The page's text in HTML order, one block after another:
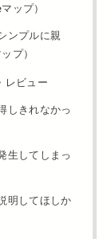
ップ）
ンプルに親
プ）
レビュー
しきれなかっ
生してしまっ
明してほしか